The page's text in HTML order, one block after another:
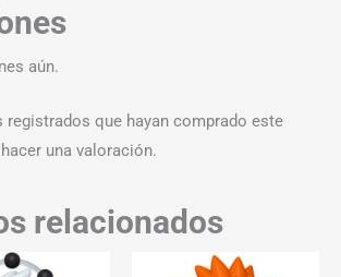
aún.
que hayan comprado este
una valoración.
relacionados